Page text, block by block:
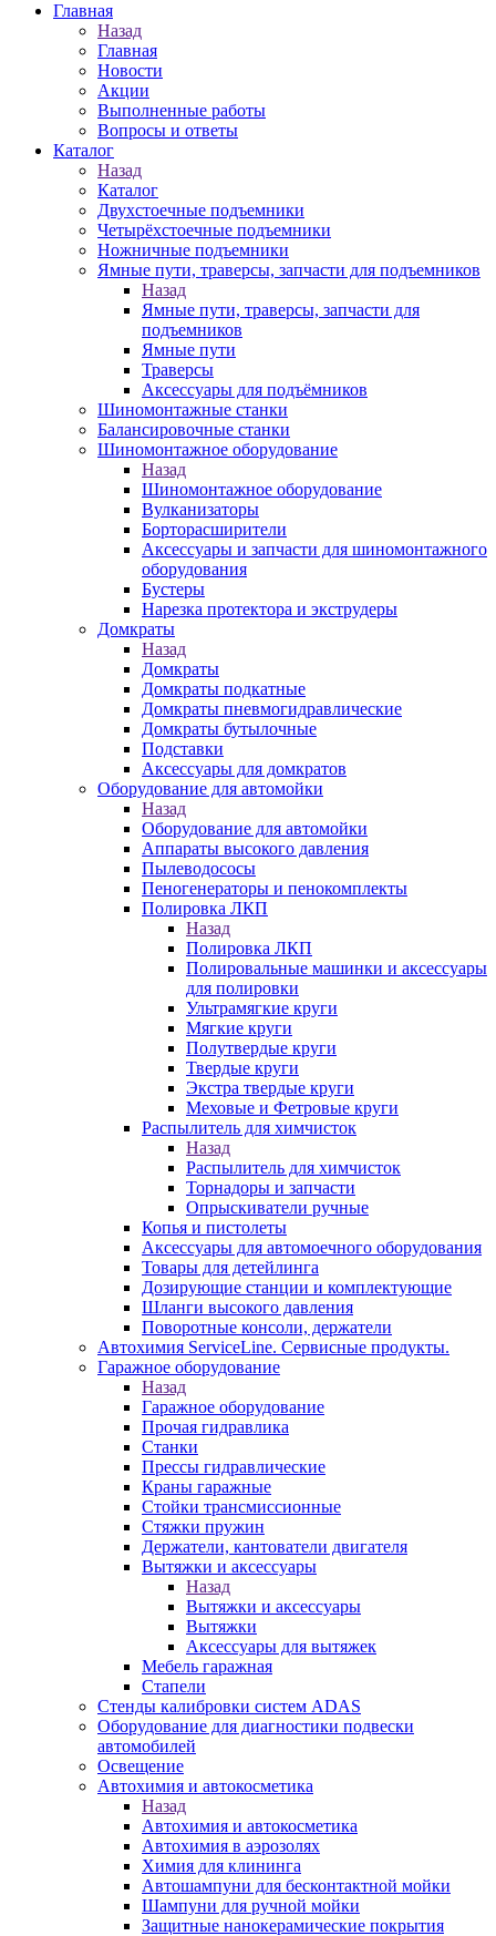
Главная
Назад
Главная
Новости
Акции
Выполненные работы
Вопросы и ответы
Каталог
Назад
Каталог
Двухстоечные подъемники
Четырёхстоечные подъемники
Ножничные подъемники
Ямные пути, траверсы, запчасти для подъемников
Назад
Ямные пути, траверсы, запчасти для
подъемников
Ямные пути
Траверсы
Аксессуары для подъёмников
Шиномонтажные станки
Балансировочные станки
Шиномонтажное оборудование
Назад
Шиномонтажное оборудование
Вулканизаторы
Борторасширители
Аксессуары и запчасти для шиномонтажного
оборудования
Бустеры
Нарезка протектора и экструдеры
Домкраты
Назад
Домкраты
Домкраты подкатные
Домкраты пневмогидравлические
Домкраты бутылочные
Подставки
Аксессуары для домкратов
Оборудование для автомойки
Назад
Оборудование для автомойки
Аппараты высокого давления
Пылеводососы
Пеногенераторы и пенокомплекты
Полировка ЛКП
Назад
Полировка ЛКП
Полировальные машинки и аксессуары
для полировки
Ультрамягкие круги
Мягкие круги
Полутвердые круги
Твердые круги
Экстра твердые круги
Меховые и Фетровые круги
Распылитель для химчисток
Назад
Распылитель для химчисток
Торнадоры и запчасти
Опрыскиватели ручные
Копья и пистолеты
Аксессуары для автомоечного оборудования
Товары для детейлинга
Дозирующие станции и комплектующие
Шланги высокого давления
Поворотные консоли, держатели
Автохимия ServiceLine. Сервисные продукты.
Гаражное оборудование
Назад
Гаражное оборудование
Прочая гидравлика
Станки
Прессы гидравлические
Краны гаражные
Стойки трансмиссионные
Стяжки пружин
Держатели, кантователи двигателя
Вытяжки и аксессуары
Назад
Вытяжки и аксессуары
Вытяжки
Аксессуары для вытяжек
Мебель гаражная
Стапели
Стенды калибровки систем ADAS
Оборудование для диагностики подвески
автомобилей
Освещение
Автохимия и автокосметика
Назад
Автохимия и автокосметика
Автохимия в аэрозолях
Химия для клининга
Автошампуни для бесконтактной мойки
Шампуни для ручной мойки
Защитные нанокерамические покрытия